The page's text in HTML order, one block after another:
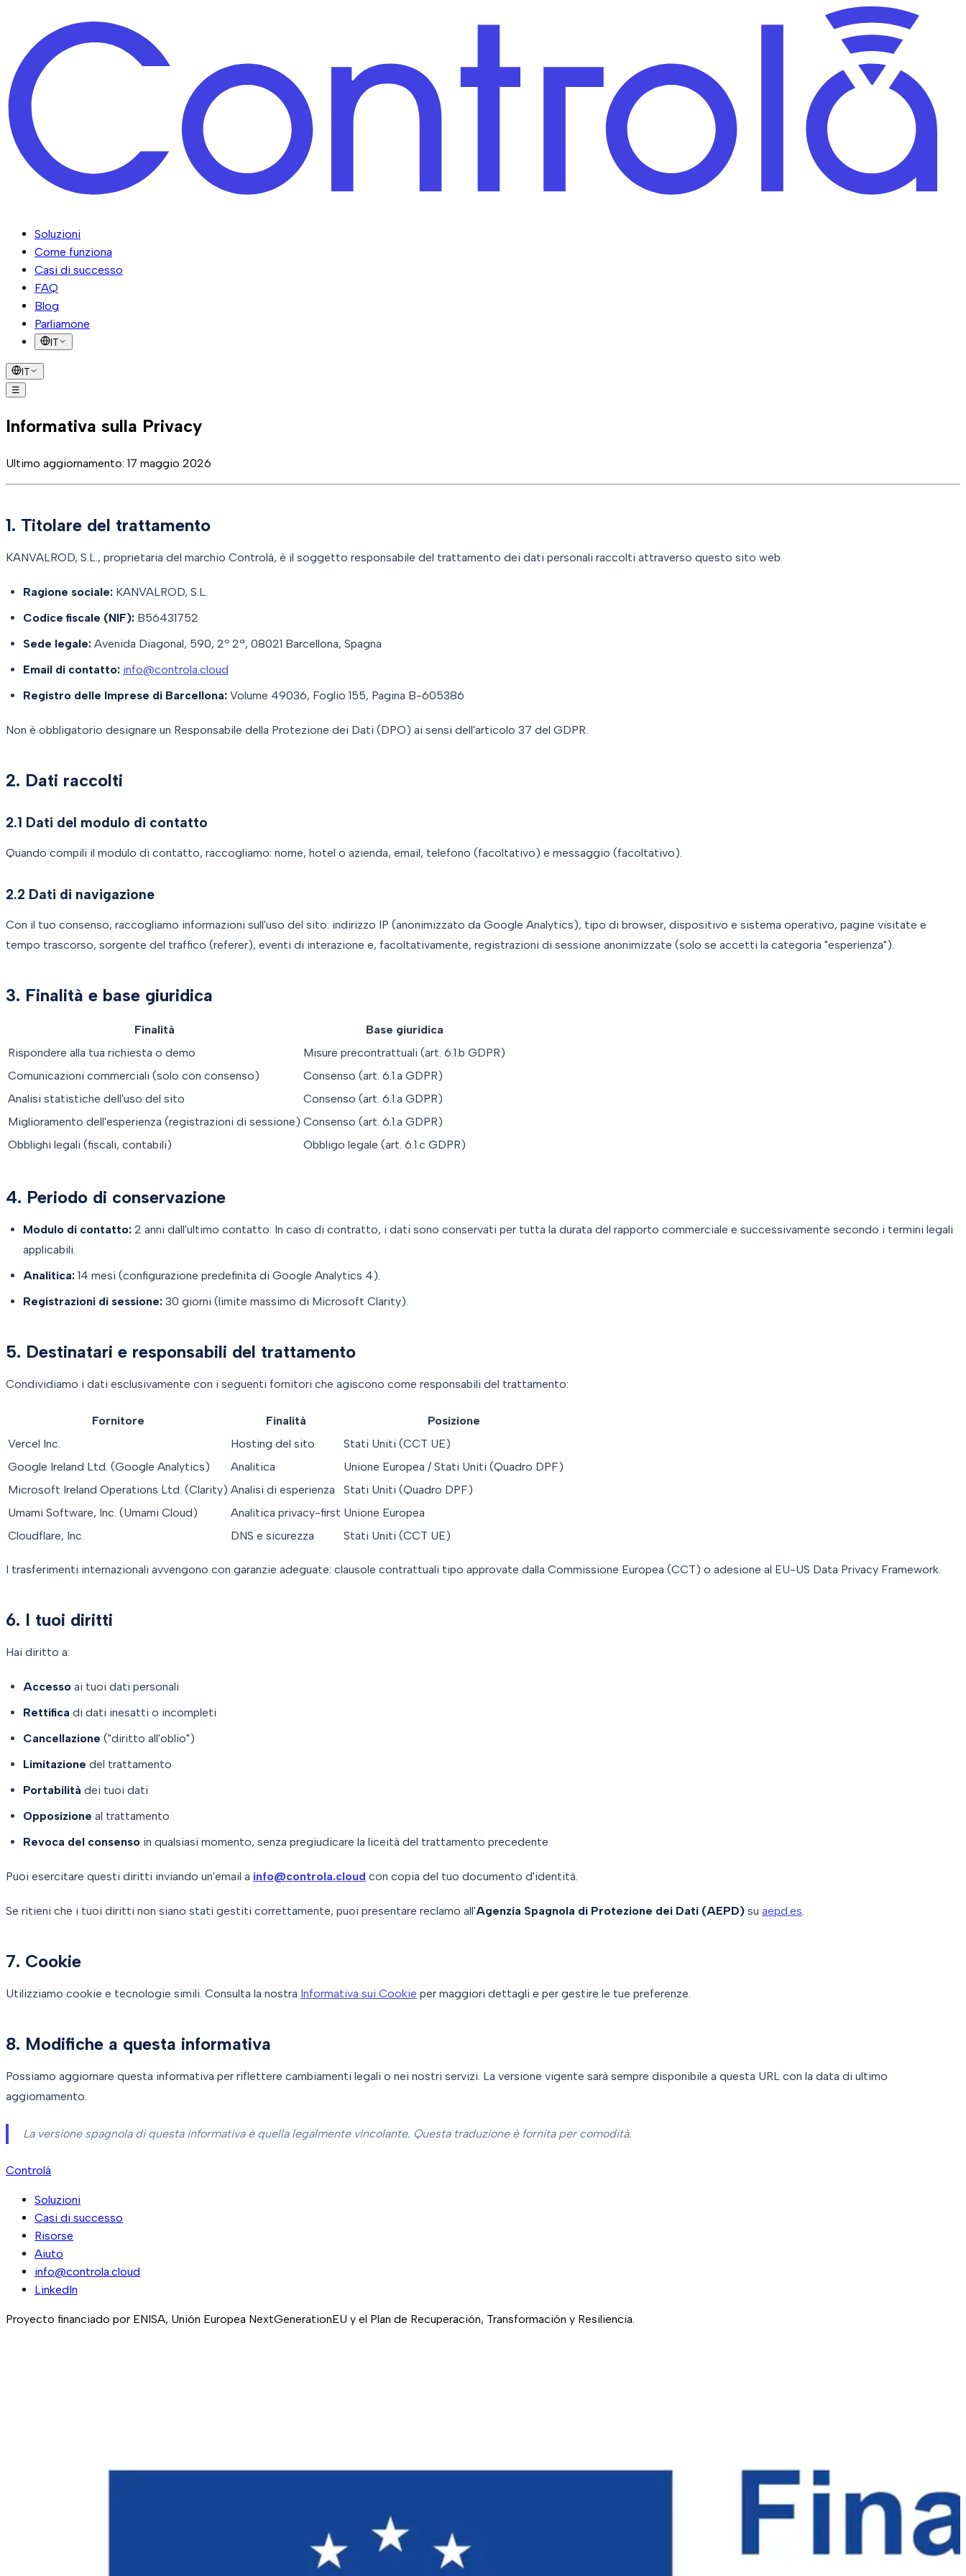
Soluzioni
Come funziona
Casi di successo
FAQ
Blog
Parliamone
IT
IT
☰
Informativa sulla Privacy
Ultimo aggiornamento: 17 maggio 2026
1. Titolare del trattamento
KANVALROD, S.L., proprietaria del marchio Controlá, è il soggetto responsabile del trattamento dei dati personali raccolti attraverso questo sito web.
Ragione sociale: KANVALROD, S.L.
Codice fiscale (NIF): B56431752
Sede legale: Avenida Diagonal, 590, 2º 2ª, 08021 Barcellona, Spagna
Email di contatto: info@controla.cloud
Registro delle Imprese di Barcellona: Volume 49036, Foglio 155, Pagina B-605386
Non è obbligatorio designare un Responsabile della Protezione dei Dati (DPO) ai sensi dell'articolo 37 del GDPR.
2. Dati raccolti
2.1 Dati del modulo di contatto
Quando compili il modulo di contatto, raccogliamo: nome, hotel o azienda, email, telefono (facoltativo) e messaggio (facoltativo).
2.2 Dati di navigazione
Con il tuo consenso, raccogliamo informazioni sull'uso del sito: indirizzo IP (anonimizzato da Google Analytics), tipo di browser, dispositivo e sistema operativo, pagine visitate e
tempo trascorso, sorgente del traffico (referer), eventi di interazione e, facoltativamente, registrazioni di sessione anonimizzate (solo se accetti la categoria "esperienza").
3. Finalità e base giuridica
Finalità
Base giuridica
Rispondere alla tua richiesta o demo
Misure precontrattuali (art. 6.1.b GDPR)
Comunicazioni commerciali (solo con consenso)
Consenso (art. 6.1.a GDPR)
Analisi statistiche dell'uso del sito
Consenso (art. 6.1.a GDPR)
Miglioramento dell'esperienza (registrazioni di sessione) Consenso (art. 6.1.a GDPR)
Obblighi legali (fiscali, contabili)
Obbligo legale (art. 6.1.c GDPR)
4. Periodo di conservazione
Modulo di contatto: 2 anni dall'ultimo contatto. In caso di contratto, i dati sono conservati per tutta la durata del rapporto commerciale e successivamente secondo i termini legali
applicabili.
Analitica: 14 mesi (configurazione predefinita di Google Analytics 4).
Registrazioni di sessione: 30 giorni (limite massimo di Microsoft Clarity).
5. Destinatari e responsabili del trattamento
Condividiamo i dati esclusivamente con i seguenti fornitori che agiscono come responsabili del trattamento:
Fornitore Finalità
Posizione
Vercel Inc.
Hosting del sito
Stati Uniti (CCT UE)
Google Ireland Ltd. (Google Analytics)
Analitica
Unione Europea / Stati Uniti (Quadro DPF)
Microsoft Ireland Operations Ltd. (Clarity) Analisi di esperienza
Stati Uniti (Quadro DPF)
Umami Software, Inc. (Umami Cloud)
Analitica privacy-first Unione Europea
Cloudflare, Inc.
DNS e sicurezza Stati Uniti (CCT UE)
I trasferimenti internazionali avvengono con garanzie adeguate: clausole contrattuali tipo approvate dalla Commissione Europea (CCT) o adesione al EU-US Data Privacy Framework.
6. I tuoi diritti
Hai diritto a:
Accesso ai tuoi dati personali
Rettifica di dati inesatti o incompleti
Cancellazione ("diritto all'oblio")
Limitazione del trattamento
Portabilità dei tuoi dati
Opposizione al trattamento
Revoca del consenso in qualsiasi momento, senza pregiudicare la liceità del trattamento precedente
Puoi esercitare questi diritti inviando un'email a info@controla.cloud con copia del tuo documento d'identità.
Se ritieni che i tuoi diritti non siano stati gestiti correttamente, puoi presentare reclamo all'Agenzia Spagnola di Protezione dei Dati (AEPD) su aepd.es.
7. Cookie
Utilizziamo cookie e tecnologie simili. Consulta la nostra Informativa sui Cookie per maggiori dettagli e per gestire le tue preferenze.
8. Modifiche a questa informativa
Possiamo aggiornare questa informativa per riflettere cambiamenti legali o nei nostri servizi. La versione vigente sarà sempre disponibile a questa URL con la data di ultimo
aggiornamento.
La versione spagnola di questa informativa è quella legalmente vincolante. Questa traduzione è fornita per comodità.
Controlá
Soluzioni
Casi di successo
Risorse
Aiuto
info@controla.cloud
LinkedIn
Proyecto financiado por ENISA, Unión Europea NextGenerationEU y el Plan de Recuperación, Transformación y Resiliencia.